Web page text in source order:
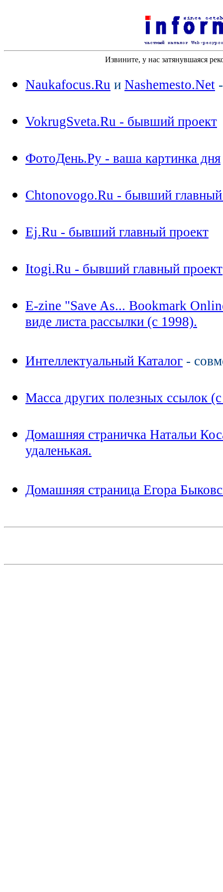
Извините, у нас затянувшаяся
Naukafocus.Ru и Nashemesto.Net
VokrugSveta.Ru - бывший проект
ФотоДень.Ру - ваша картинка дня
Chtonovogo.Ru - бывший главный
Ej.Ru - бывший главный проект
Itogi.Ru - бывший главный проект
E-zine "Save As... Bookmark
виде листа рассылки (с 1998).
Интеллектуальный Каталог -
Масса других полезных ссылок
Домашняя страничка Натальи
удаленькая.
Домашняя страница Егора